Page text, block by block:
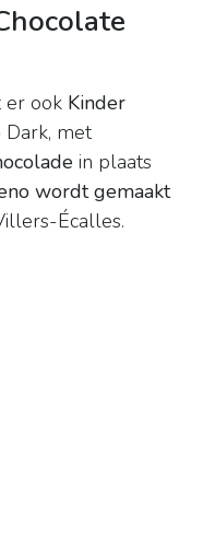
er ook Kinder
Dark, met
in plaats
wordt gemaakt
Écalles.